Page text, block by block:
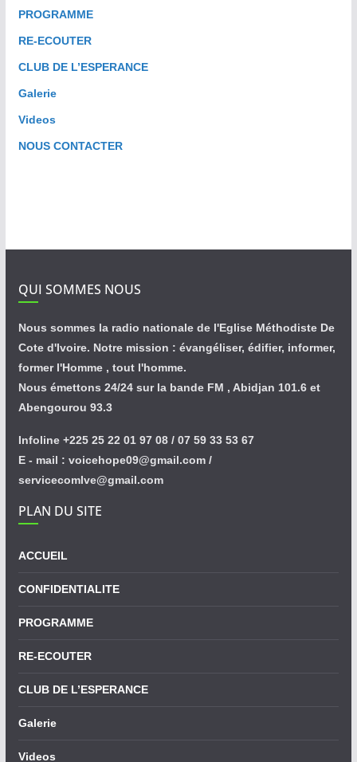
PROGRAMME
RE-ECOUTER
CLUB DE L’ESPERANCE
Galerie
Videos
NOUS CONTACTER
QUI SOMMES NOUS
Nous sommes la radio nationale de l'Eglise Méthodiste De
Cote d'Ivoire. Notre mission : évangéliser, édifier, informer,
former l'Homme , tout l'homme.
Nous émettons 24/24 sur la bande FM , Abidjan 101.6 et
Abengourou 93.3
Infoline +225 25 22 01 97 08 / 07 59 33 53 67
E - mail : voicehope09@gmail.com /
servicecomlve@gmail.com
PLAN DU SITE
ACCUEIL
CONFIDENTIALITE
PROGRAMME
RE-ECOUTER
CLUB DE L’ESPERANCE
Galerie
Videos